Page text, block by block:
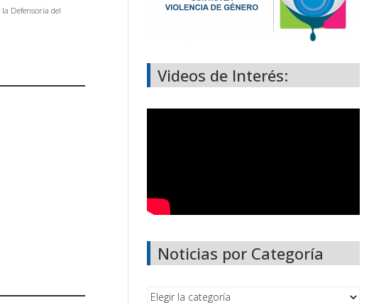
Defensoría del
Videos de Interés:
Noticias por Categoría